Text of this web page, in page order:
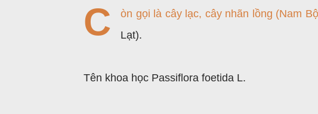
C
òn gọi là cây lạc, cây nhãn lồng (Nam
Lạt).
Tên khoa học Passiflora foetida L.